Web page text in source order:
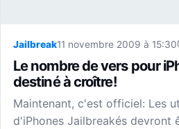
Jailbreak11 novembre 2009 à 15:30
Le nombre de vers pour
destiné à croître!
Maintenant, c'est officiel: Les
d'iPhones Jailbreakés devront